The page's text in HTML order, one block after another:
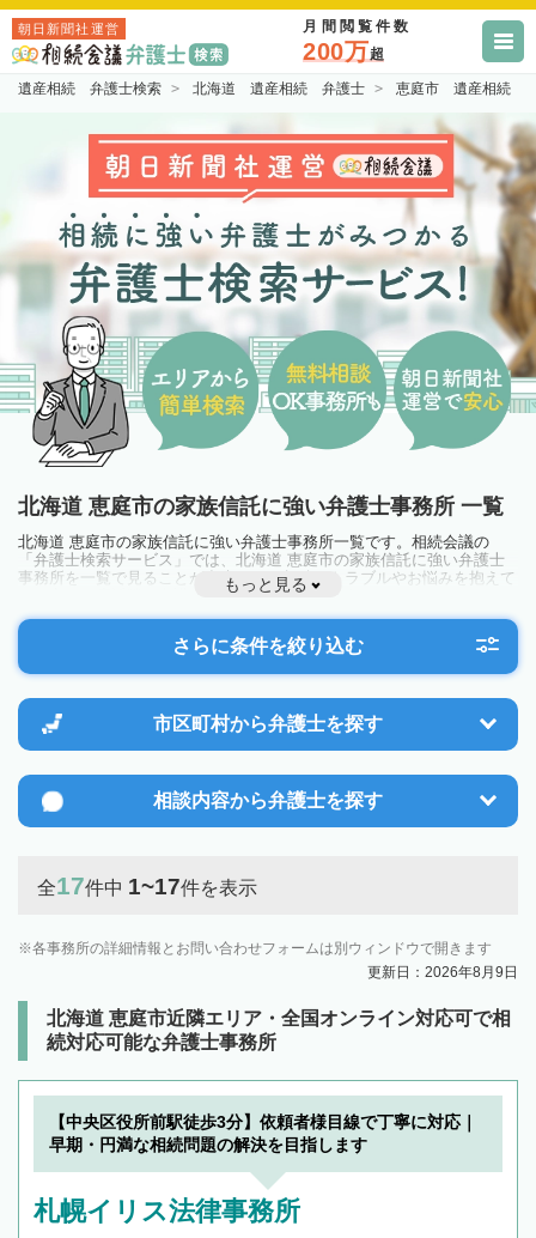
朝日新聞社運営 月間閲覧件数
200万超
遺産相続 弁護士検索 北海道 遺産相続 弁護士 恵庭市 遺産相続
北海道 恵庭市の家族信託に強い弁護士事務所 一覧
北海道 恵庭市の家族信託に強い弁護士事務所一覧です。相続会議の
「弁護士検索サービス」では、北海道 恵庭市の家族信託に強い弁護士
事務所を一覧で見ることが出来ます。相続のトラブルやお悩みを抱えて
いる方は一度近隣の弁護士に相談してみましょう。
もっと見る
さらに条件を絞り込む
市区町村から弁護士を探す
相談内容から弁護士を探す
全17件中 1~17件を表示
各事務所の詳細情報とお問い合わせフォームは別ウィンドウで開きます
更新日：2026年8月9日
北海道 恵庭市近隣エリア・全国オンライン対応可で相
続対応可能な弁護士事務所
【中央区役所前駅徒歩3分】依頼者様目線で丁寧に対応｜
早期・円満な相続問題の解決を目指します
札幌イリス法律事務所